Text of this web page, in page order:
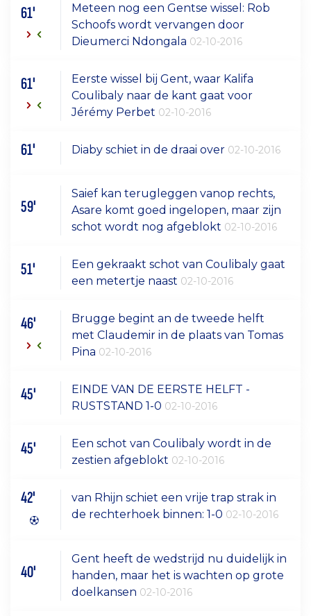
61'
Meteen nog een Gentse wissel: Rob
Schoofs wordt vervangen door
Dieumerci Ndongala 02-10-2016
61'
Eerste wissel bij Gent, waar Kalifa
Coulibaly naar de kant gaat voor
Jérémy Perbet 02-10-2016
61' Diaby schiet in de draai over 02-10-2016
59'
Saief kan terugleggen vanop rechts,
Asare komt goed ingelopen, maar zijn
schot wordt nog afgeblokt 02-10-2016
51'
Een gekraakt schot van Coulibaly gaat
een metertje naast 02-10-2016
46'
Brugge begint an de tweede helft
met Claudemir in de plaats van Tomas
Pina 02-10-2016
45'
EINDE VAN DE EERSTE HELFT -
RUSTSTAND 1-0 02-10-2016
45'
Een schot van Coulibaly wordt in de
zestien afgeblokt 02-10-2016
42'
van Rhijn schiet een vrije trap strak in
de rechterhoek binnen: 1-0 02-10-2016
40'
Gent heeft de wedstrijd nu duidelijk in
handen, maar het is wachten op grote
doelkansen 02-10-2016